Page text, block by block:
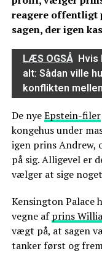
reagere offentligt
sagen, der igen
LÆS OGSÅ Hvis
alt: Sådan ville
konflikten
De nyeEpstein-filer
kongehus under
igen prins Andrew,
på sig. Alligevel er
vælger at sige
Kensington Palace
vegne afprins
vægt på, at sagen
tanker først og